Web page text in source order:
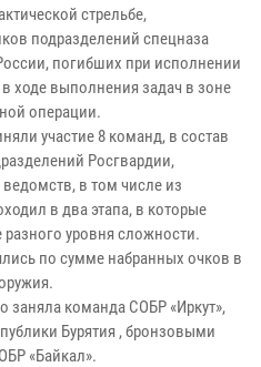
стрельбе,
подразделений спецназа
погибших при исполнении
ходе выполнения задач в зоне
операции.
участие 8 команд, в состав
Росгвардии,
в том числе из
в два этапа, в которые
уровня сложности.
по сумме набранных очков в
заняла команда СОБР «Иркут»,
Бурятия , бронзовыми
«Байкал».